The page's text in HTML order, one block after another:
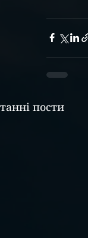
пости